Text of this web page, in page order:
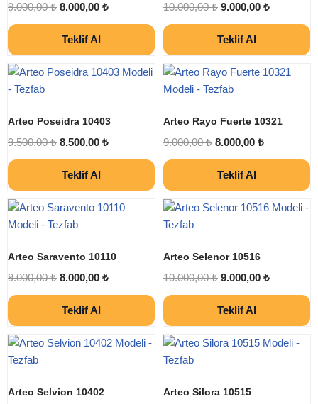
9.000,00₺ 8.000,00 ₺
Teklif Al
10.000,00₺ 9.000,00 ₺
Teklif Al
Arteo Poseidra 10403
9.500,00₺ 8.500,00 ₺
Teklif Al
Arteo Rayo Fuerte 10321
9.000,00₺ 8.000,00 ₺
Teklif Al
Arteo Saravento 10110
9.000,00₺ 8.000,00 ₺
Teklif Al
Arteo Selenor 10516
10.000,00₺ 9.000,00 ₺
Teklif Al
Arteo Selvion 10402 Arteo Silora 10515